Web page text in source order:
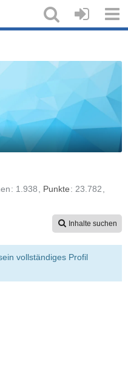
1.938 Punkte
23.782
Inhalte suchen
vollständiges Profil